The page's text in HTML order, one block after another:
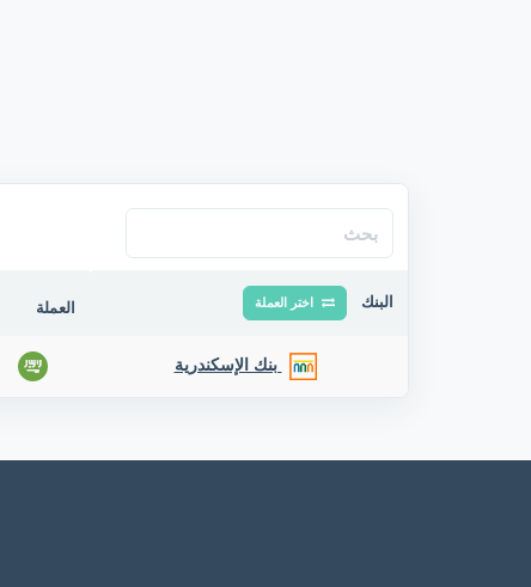
البنك اختر العملة العملة
بنك الإسكندرية